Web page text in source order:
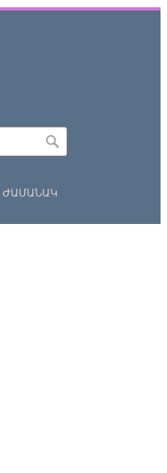
ԺԱՄԱՆԱԿ